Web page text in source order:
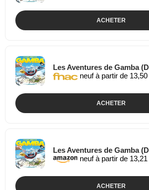
ACHETER
Les Aventures de Gamba
neuf à partir de 13,50
ACHETER
Les Aventures de Gamba
neuf à partir de 13,21
ACHETER